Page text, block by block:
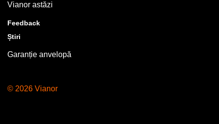
Vianor astăzi
Feedback
Știri
Garanție anvelopă
© 2026 Vianor